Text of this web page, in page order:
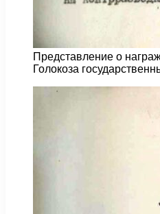
Представление о
Голокоза